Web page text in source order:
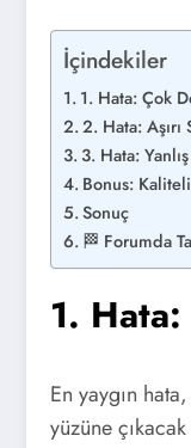
İçindekiler
1. Hata: Çok
2. Hata:
3. Hata:
Bonus:
Sonuç
🏁 Forumda
1.
En yaygın
yüzüne